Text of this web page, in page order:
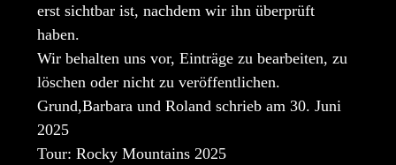
erst sichtbar ist, nachdem wir ihn überprüft
haben.
Wir behalten uns vor, Einträge zu bearbeiten, zu
löschen oder nicht zu veröffentlichen.
Grund,Barbara und Roland schrieb am 30. Juni
2025
Tour: Rocky Mountains 2025